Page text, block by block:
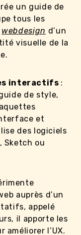
un guide de
tous les
webdesign d’un
visuelle de la
interactifs :
de style,
et
des logiciels
Sketch ou
auprès d’un
appelé
il apporte les
améliorer l’UX.